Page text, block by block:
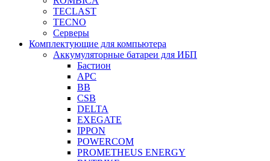
TECLAST
TECNO
Серверы
Комплектующие для компьютера
Аккумуляторные батареи для ИБП
Бастион
APC
BB
CSB
DELTA
EXEGATE
IPPON
POWERCOM
PROMETHEUS ENERGY